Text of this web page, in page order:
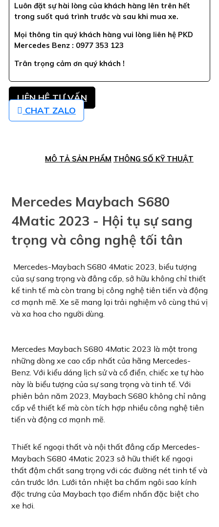
Luôn đặt sự hài lòng của khách hàng lên trên hết
trong suốt quá trình trước và sau khi mua xe.
Mọi thông tin quý khách hàng vui lòng liên hệ PKD
Mercedes Benz : 0977 353 123
Trân trọng cảm ơn quý khách !
LIÊN HỆ TƯ VẤN
CHAT ZALO
MÔ TẢ SẢN PHẨM THÔNG SỐ KỸ THUẬT
Mercedes Maybach S680
4Matic 2023 - Hội tụ sự sang
trọng và công nghệ tối tân
Mercedes-Maybach S680 4Matic 2023, biểu tượng
của sự sang trọng và đẳng cấp, sở hữu không chỉ thiết
kế tinh tế mà còn trang bị công nghệ tiên tiến và động
cơ mạnh mẽ. Xe sẽ mang lại trải nghiệm vô cùng thú vị
và xa hoa cho người dùng.
Mercedes Maybach S680 4Matic 2023 là một trong
những dòng xe cao cấp nhất của hãng Mercedes-
Benz. Với kiểu dáng lịch sử và cổ điển, chiếc xe tự hào
này là biểu tượng của sự sang trọng và tinh tế. Với
phiên bản năm 2023, Maybach S680 không chỉ nâng
cấp về thiết kế mà còn tích hợp nhiều công nghệ tiên
tiến và động cơ mạnh mẽ.
Thiết kế ngoại thất và nội thất đẳng cấp Mercedes-
Maybach S680 4Matic 2023 sở hữu thiết kế ngoại
thất đậm chất sang trọng với các đường nét tinh tế và
cản trước lớn. Lưới tản nhiệt ba chấm ngôi sao kính
đặc trưng của Maybach tạo điểm nhấn đặc biệt cho
xe hơi.